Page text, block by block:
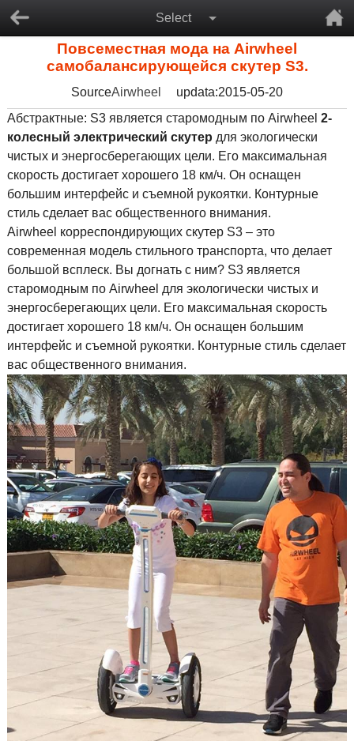
Select
Повсеместная мода на Airwheel
самобалансирующейся скутер S3.
SourceAirwheel
updata:2015-05-20
Абстрактные: S3 является старомодным по Airwheel 2-
колесный электрический скутер для экологически
чистых и энергосберегающих цели. Его максимальная
скорость достигает хорошего 18 км/ч. Он оснащен
большим интерфейс и съемной рукоятки. Контурные
стиль сделает вас общественного внимания.
Airwheel корреспондирующих скутер S3 – это
современная модель стильного транспорта, что делает
большой всплеск. Вы догнать с ним? S3 является
старомодным по Airwheel для экологически чистых и
энергосберегающих цели. Его максимальная скорость
достигает хорошего 18 км/ч. Он оснащен большим
интерфейс и съемной рукоятки. Контурные стиль сделает
вас общественного внимания.